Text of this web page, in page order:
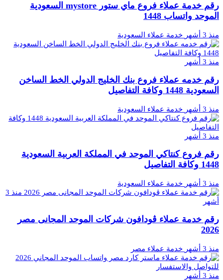
رقم خدمة عملاء فروع ماي ستور mystore السعودية
الموحد واتساب 1448
منذ 3 أشهر خدمة عملاء السعودية
منذ 3 أشهر
رقم خدمه عملاء فروع بنك الخليج الدولي الخط الساخن
السعودية 1448 وكافة التفاصيل
منذ 3 أشهر خدمة عملاء السعودية
منذ 3 أشهر
رقم فروع كنتاكي الموحد في المملكة العربية السعودية
1448 وكافة التفاصيل
منذ 3 أشهر
خدمة عملاء السعودية
منذ 3
أشهر
رقم خدمة عملاء ڤودافون شركات الموحد المجانى مصر
2026
منذ 3 أشهر خدمة عملاء مصر
منذ 3 أشهر